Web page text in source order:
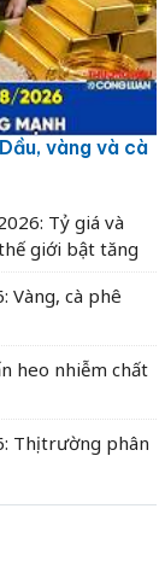
vàng và cà
Tỷ giá và
giới bật tăng
Vàng, cà phê
heo nhiễm chất
Thị trường phân